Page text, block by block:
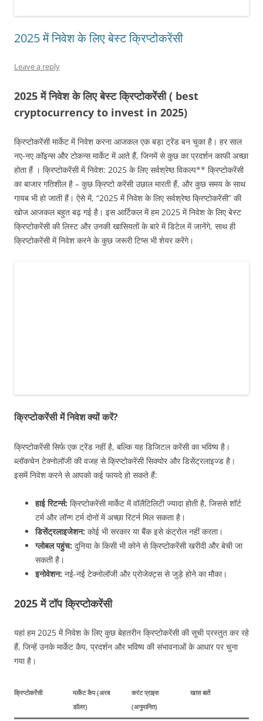
2025 में निवेश के लिए बेस्ट क्रिप्टोकरेंसी
Leave a reply
2025 में निवेश के लिए बेस्ट क्रिप्टोकरेंसी ( best
cryptocurrency to invest in 2025)
क्रिप्टोकरेंसी मार्केट में निवेश करना आजकल एक बड़ा ट्रेंड बन चुका है। हर साल
नए-नए कॉइन्स और टोकन्स मार्केट में आते हैं, जिनमें से कुछ का प्रदर्शन काफी अच्छा
होता हैं । क्रिप्टोकरेंसी में निवेश: 2025 के लिए सर्वश्रेष्ठ विकल्प** क्रिप्टोकरेंसी
का बाजार गतिशील है – कुछ क्रिप्टो करेंसी उछाल मारती हैं, और कुछ समय के साथ
गायब भी हो जाती हैं। ऐसे में, “2025 में निवेश के लिए सर्वश्रेष्ठ क्रिप्टोकरेंसी” की
खोज आजकल बहुत बढ़ गई है। इस आर्टिकल में हम 2025 में निवेश के लिए बेस्ट
क्रिप्टोकरेंसी की लिस्ट और उनकी खासियतों के बारे में डिटेल में जानेंगे, साथ ही
क्रिप्टोकरेंसी में निवेश करने के कुछ जरूरी टिप्स भी शेयर करेंगे।
क्रिप्टोकरेंसी में निवेश क्यों करें?
क्रिप्टोकरेंसी सिर्फ एक ट्रेंड नहीं है, बल्कि यह डिजिटल करेंसी का भविष्य है।
ब्लॉकचेन टेक्नोलॉजी की वजह से क्रिप्टोकरेंसी सिक्योर और डिसेंट्रलाइज्ड है।
इसमें निवेश करने से आपको कई फायदे हो सकते हैं:
हाई रिटर्न्स: क्रिप्टोकरेंसी मार्केट में वॉलैटिलिटी ज्यादा होती है, जिससे शॉर्ट
टर्म और लॉन्ग टर्म दोनों में अच्छा रिटर्न मिल सकता है।
डिसेंट्रलाइजेशन: कोई भी सरकार या बैंक इसे कंट्रोल नहीं करता।
ग्लोबल पहुंच: दुनिया के किसी भी कोने से क्रिप्टोकरेंसी खरीदी और बेची जा
सकती है।
इनोवेशन: नई-नई टेक्नोलॉजी और प्रोजेक्ट्स से जुड़े होने का मौका।
2025 में टॉप क्रिप्टोकरेंसी
यहां हम 2025 में निवेश के लिए कुछ बेहतरीन क्रिप्टोकरेंसी की सूची प्रस्तुत कर रहे
हैं, जिन्हें उनके मार्केट कैप, प्रदर्शन और भविष्य की संभावनाओं के आधार पर चुना
गया है।
क्रिप्टोकरेंसी
मार्केट कैप (अरब
डॉलर)
करंट प्राइस
(अनुमानित)
खास बातें